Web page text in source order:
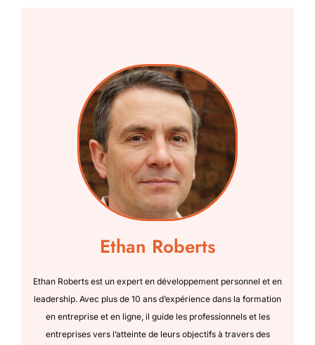
Ethan Roberts
Ethan Roberts est un expert en développement personnel et en
leadership. Avec plus de 10 ans d’expérience dans la formation
en entreprise et en ligne, il guide les professionnels et les
entreprises vers l’atteinte de leurs objectifs à travers des